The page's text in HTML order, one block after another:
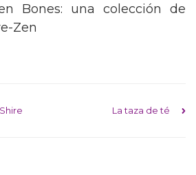
Bones: una colección de
Zen
de La taza de té